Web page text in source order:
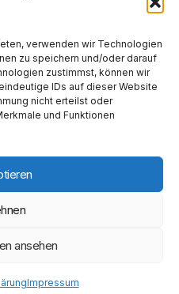
verwenden wir Technologien
zu speichern und/oder darauf
zustimmst, können wir
IDs auf dieser Website
nicht erteilst oder
und Funktionen
ansehen
Impressum
gegen das
eine verantwortbare
e.V.